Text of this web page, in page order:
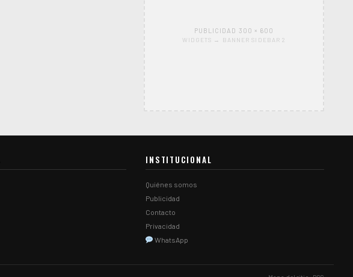
PUBLICIDAD 300 × 600
WIDGETS → BANNER SIDEBAR 2
INSTITUCIONAL
Quiénes somos
Publicidad
Contacto
Privacidad
WhatsApp